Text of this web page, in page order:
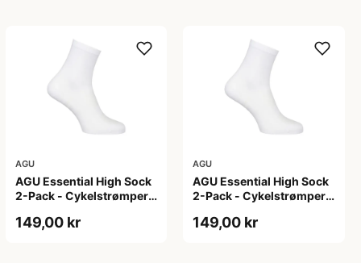
AGU
AGU Essential High Sock
2-Pack - Cykelstrømper -
149,00 kr
AGU
AGU Essential High Sock
2-Pack - Cykelstrømper -
149,00 kr